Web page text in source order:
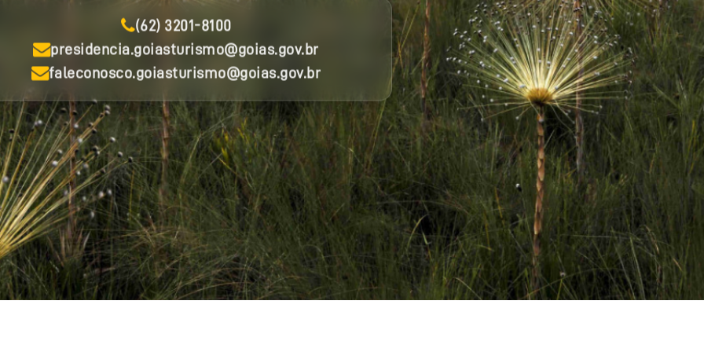
(62) 3201-8100
presidencia.goiasturismo@goias.gov.br
faleconosco.goiasturismo@goias.gov.br